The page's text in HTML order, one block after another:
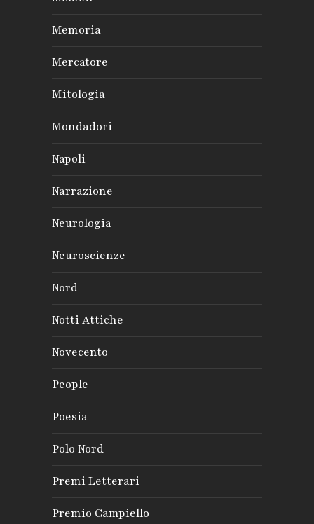
Memoria
Mercatore
Mitologia
Mondadori
Napoli
Narrazione
Neurologia
Neuroscienze
Nord
Notti Attiche
Novecento
People
Poesia
Polo Nord
Premi Letterari
Premio Campiello